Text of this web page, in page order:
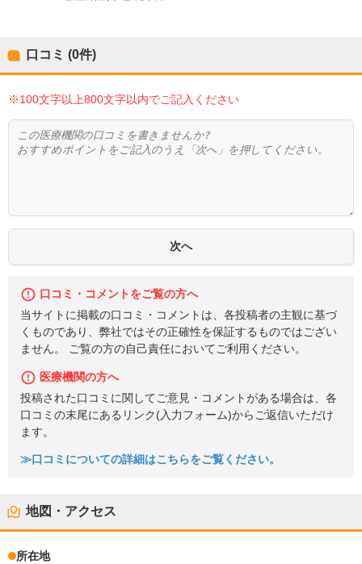
口コミ (0件)
※100文字以上800文字以内でご記入ください
口コミ・コメントをご覧の方へ
当サイトに掲載の口コミ・コメントは、各投稿者の主観に基づ
くものであり、弊社ではその正確性を保証するものではござい
ません。 ご覧の方の自己責任においてご利用ください。
医療機関の方へ
投稿された口コミに関してご意見・コメントがある場合は、各
口コミの末尾にあるリンク(入力フォーム)からご返信いただけ
ます。
≫口コミについての詳細はこちらをご覧ください。
地図・アクセス
所在地